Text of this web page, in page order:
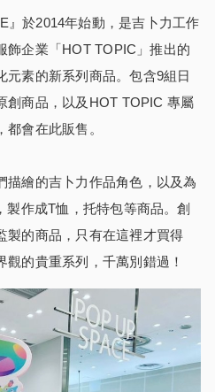
』於2014年始動，是吉卜力工作
飾企業「HOT TOPIC」推出的
元素的新系列商品。包含9組日
創商品，以及HOT TOPIC 專屬
會在此販售。
描繪的吉卜力作品角色，以及為
作成T恤，托特包等商品。創
製的商品，只有在這裡才買得
的貴重系列，千萬別錯過！